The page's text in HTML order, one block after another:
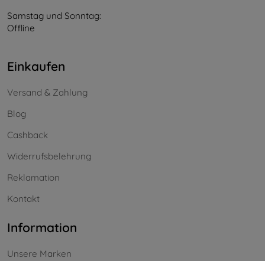
Samstag und Sonntag:
Offline
Einkaufen
Versand & Zahlung
Blog
Cashback
Widerrufsbelehrung
Reklamation
Kontakt
Information
Unsere Marken